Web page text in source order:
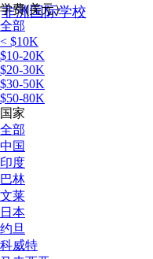
非洲国际学校
学费(美元）
全部
< $10K
$10-20K
$20-30K
$30-50K
$50-80K
国家
全部
中国
印度
巴林
文莱
日本
约旦
科威特